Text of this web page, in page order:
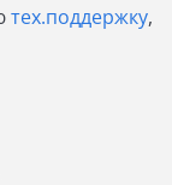
тех.поддержку,